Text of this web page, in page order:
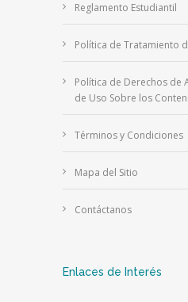
Reglamento Estudiantil
Política de Tratamiento
Política de Derechos de
de Uso Sobre los
Términos y Condiciones
Mapa del Sitio
Contáctanos
Enlaces de Interés